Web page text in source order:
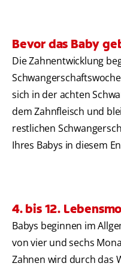
Bevor das Baby
Die Zahnentwicklung
sich in der achten
dem Zahnfleisch und
restlichen
Ihres Babys in diesem
4. bis 12.
Babys beginnen im
von vier und sechs
Zahnen wird durch das